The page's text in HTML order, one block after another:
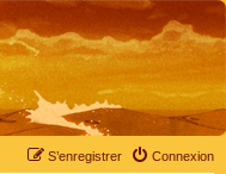
Connexion
S’enregistrer